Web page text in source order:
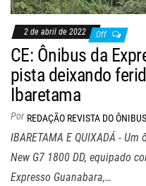
2 de abril de 2022 Off
CE: Ônibus da
pista deixando
Ibaretama
Por REDAÇÃO REVISTA DO ÔNIBUS
IBARETAMA E QUIXADÁ -
New G7 1800 DD, equipado
Expresso Guanabara,…